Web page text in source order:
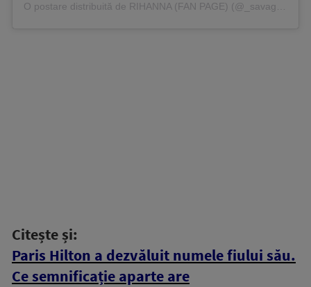
O postare distribuită de RIHANNA (FAN PAGE) (@_savagegalriri_)
Citește și:
Paris Hilton a dezvăluit numele fiului său.
Ce semnificație aparte are